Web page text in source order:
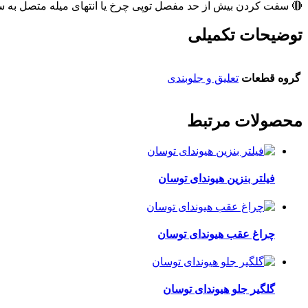
🔴 سفت کردن بیش از حد مفصل توپی چرخ یا انتهای میله متصل
توضیحات تکمیلی
گروه قطعات تعلیق و جلوبندی
محصولات مرتبط
فیلتر بنزین هیوندای توسان
چراغ عقب هیوندای توسان
گلگیر جلو هیوندای توسان